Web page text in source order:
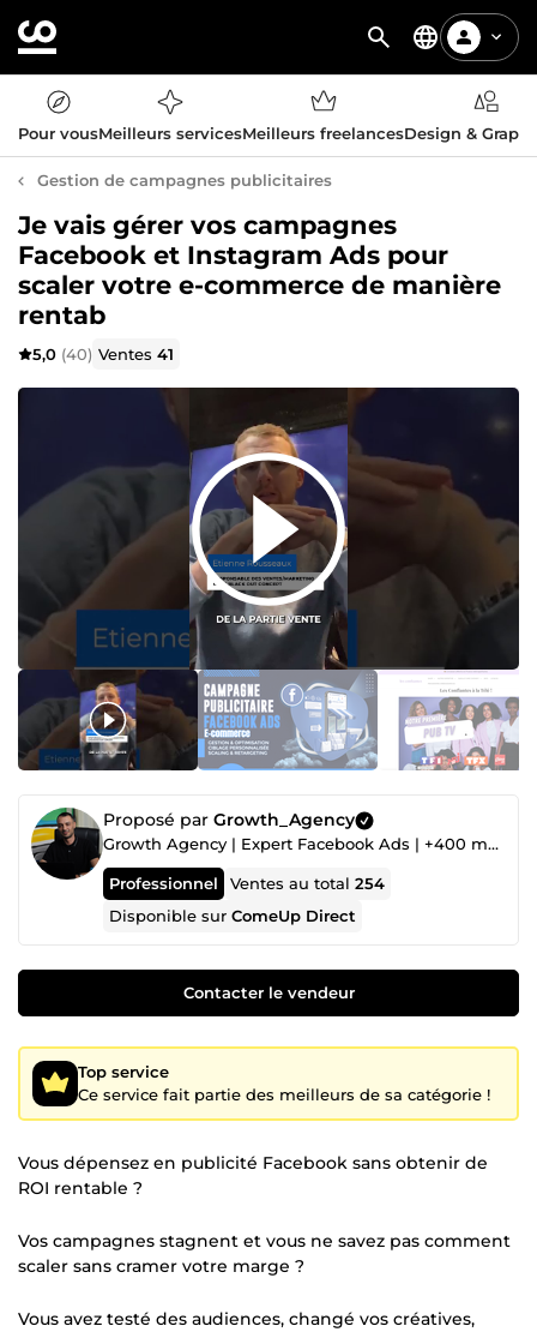
Pour vousMeilleurs servicesMeilleurs freelancesDesign &
Gestion de campagnes publicitaires
Je vais gérer vos campagnes
Facebook et Instagram Ads pour
scaler votre e-commerce de manière
rentab
5,0 (40) Ventes41
Proposé par Growth_Agency
Growth Agency | Expert Facebook Ads | +400 marques ⭐ | +35M€ en Ads 💰
Professionnel Ventes au total254
Disponible surComeUp Direct
Contacter le vendeur
Top service
Ce service fait partie des meilleurs de sa catégorie !
Vous dépensez en publicité Facebook sans obtenir de
ROI rentable ?
Vos campagnes stagnent et vous ne savez pas comment
scaler sans cramer votre marge ?
Vous avez testé des audiences, changé vos créatives,